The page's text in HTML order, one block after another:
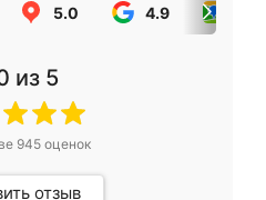
5.0 4.9
из 5
945оценок
отзыв